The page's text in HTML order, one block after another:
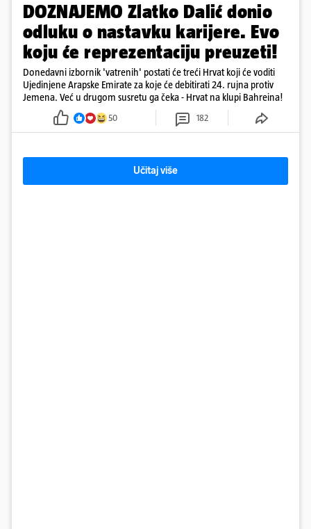
DOZNAJEMO Zlatko Dalić donio
odluku o nastavku karijere. Evo
koju će reprezentaciju preuzeti!
Donedavni izbornik 'vatrenih' postati će treći Hrvat koji će voditi
Ujedinjene Arapske Emirate za koje će debitirati 24. rujna protiv
Jemena. Već u drugom susretu ga čeka - Hrvat na klupi Bahreina!
50 182
Učitaj više